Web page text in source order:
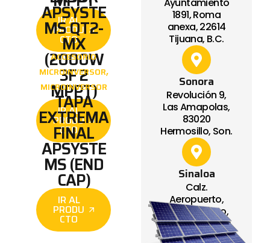
IR AL
PRODU
CTO
APSYSTE
MS QT2-
MX
(2000W
3F 2
MPPT)
IR AL
PRODU
CTO
ACCESORIO
MICROINVERSOR,
MICROINVERSOR
TAPA
EXTREMA
FINAL
APSYSTE
MS (END
CAP)
IR AL
PRODU
CTO
1891, Roma
anexa, 22614
Tijuana, B.C.
Sonora
Revolución 9,
Las Amapolas,
83020
Hermosillo, Son.
Sinaloa
Calz.
Aeropuerto,
Bachigualato,
80140 Culiacán
Rosales, Sin.